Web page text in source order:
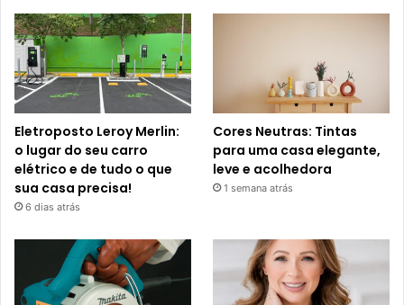
Eletroposto Leroy Merlin:
o lugar do seu carro
elétrico e de tudo o que
sua casa precisa!
6 dias atrás
Cores Neutras: Tintas
para uma casa elegante,
leve e acolhedora
1 semana atrás